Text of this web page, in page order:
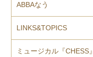
ABBAなう
LINKS&TOPICS
ミュージカル『CHESS』